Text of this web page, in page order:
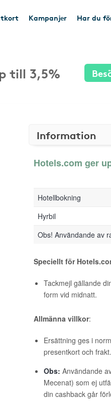
Kampanjer Har du
till 3,5%
Information
Hotels.com ger
Hotellbokning
Hyrbil
Obs! Användande av
Speciellt för
Tackmejl gällande
form vid midnatt.
Allmänna villkor:
Ersättning ges i
presentkort och frakt.
Obs: Användande
Mecenat) som ej
din cashback går